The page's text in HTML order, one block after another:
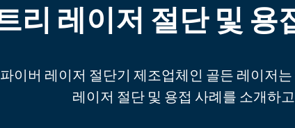
리 레이저 절단 및 용
이버 레이저 절단기 제조업체인 골든 레이저
레이저 절단 및 용접 사례를 소개하